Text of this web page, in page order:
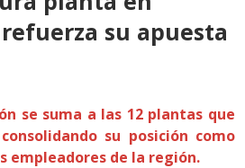
su apuesta
se suma a las 12 plantas que
su posición como
empleadores de la región.